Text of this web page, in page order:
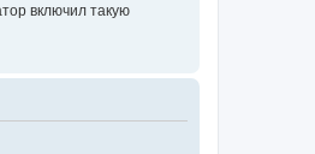
включил такую